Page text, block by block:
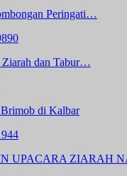
Peringati…
Ziarah dan Tabur…
di Kalbar
UPACARA ZIARAH